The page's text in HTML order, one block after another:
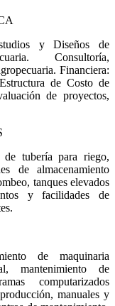
y Diseños de
Consultoría,
Financiera:
de Costo de
de proyectos,
de tubería para riego,
de almacenamiento
tanques elevados
y facilidades de
de maquinaria
mantenimiento de
computarizados
manuales y